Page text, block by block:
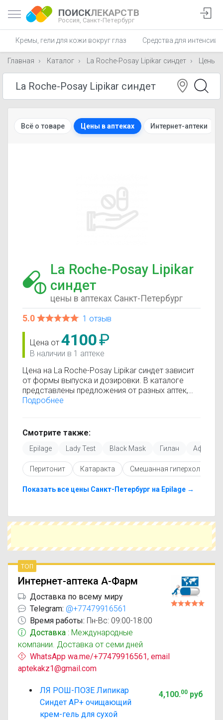
ПОИСКЛЕКАРСТВ
Россия, Санкт-Петербург
Кремы, гели для кожи вокруг глаз Средства для
Главная Каталог La Roche-Posay Lipikar синдет Цены
Всё о товаре Цены в аптеках Интернет-аптеки
La Roche-Posay Lipikar
синдет
цены в аптеках Санкт-Петербург
5.0 1 отзыв
Цена от 4100₽
В наличии в 1 аптеке
Цена на La Roche-Posay Lipikar синдет зависит
от формы выпуска и дозировки. В каталоге
представлены предложения от разных аптек,
что позволяет быстро найти, где купить La
обновляется, поэтому вы видите только
Перед покупкой рекомендуется ознакомиться с
инструкцией по применению, показаниями и
противопоказаниями. При необходимости вы
Lipikar синдет с похожим действующим
ближайшей аптеке, укажите свой город и
вариант по цене и наличию.
Подробнее
Смотрите также:
Epilage Lady Test Black Mask Гилан Афала
Перитонит Катаракта Смешанная
Показать все цены Санкт-Петербург на Epilage →
топ
Интернет-аптека А-Фарм
Доставка по всему миру
Telegram: @+77479916561
Время работы: Пн-Вс: 09:00-18:00
Доставка : Международные
компании. Доставка от семи дней
WhatsApp wa.me/+77479916561, email
aptekakz1@gmail.com
ЛЯ РОШ-ПОЗЕ Липикар
Синдет АР+ очищающий
крем-гель для сухой
4,100.00руб